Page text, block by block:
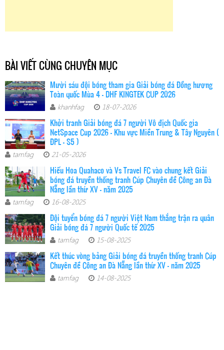
BÀI VIẾT CÙNG CHUYÊN MỤC
Mười sáu đội bóng tham gia Giải bóng đá Đồng hương
Toàn quốc Mùa 4 - DHF KINGTEK CUP 2026
khanhfag 18-07-2026
Khởi tranh Giải bóng đá 7 người Vô địch Quốc gia
NetSpace Cup 2026 – Khu vực Miền Trung & Tây Nguyên (
ĐPL - S5 )
tamfag 21-05-2026
Hiếu Hoa Quahaco và Vs Travel FC vào chung kết Giải
bóng đá truyền thống tranh Cúp Chuyên đề Công an Đà
Nẵng lần thứ XV - năm 2025
tamfag 16-08-2025
Đội tuyển bóng đá 7 người Việt Nam thắng trận ra quân
Giải bóng đá 7 người Quốc tế 2025
tamfag 15-08-2025
Kết thúc vòng bảng Giải bóng đá truyền thống tranh Cúp
Chuyên đề Công an Đà Nẵng lần thứ XV - năm 2025
tamfag 14-08-2025